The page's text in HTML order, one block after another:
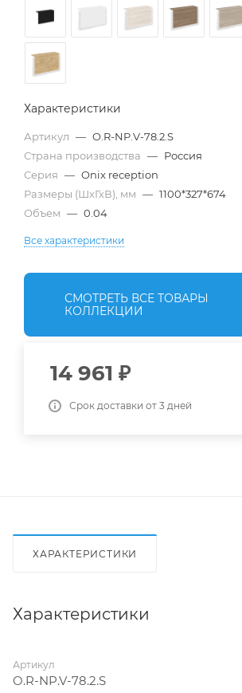
Характеристики
Артикул — O.R-NP.V-78.2.S
Страна производства — Россия
Серия — Onix reception
Размеры (ШхГхВ), мм — 1100*327*674
Объем — 0.04
Все характеристики
СМОТРЕТЬ ВСЕ ТОВАРЫ
КОЛЛЕКЦИИ
14 961 ₽
Срок доставки от 3 дней
ХАРАКТЕРИСТИКИ
Характеристики
Артикул
O.R-NP.V-78.2.S